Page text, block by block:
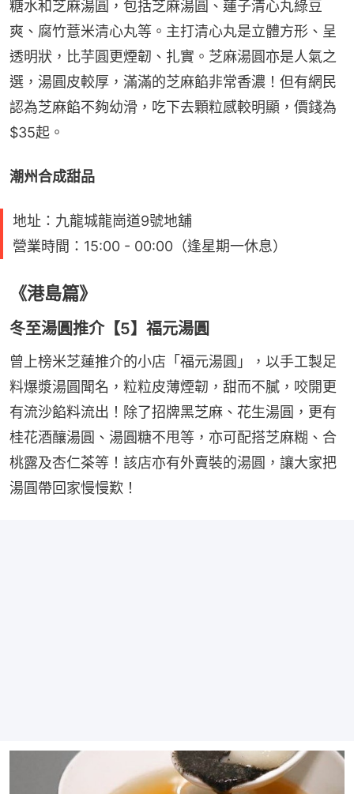
糖水和芝麻湯圓，包括芝麻湯圓、蓮子清心丸綠豆
爽、腐竹薏米清心丸等。主打清心丸是立體方形、呈
透明狀，比芋圓更煙韌、扎實。芝麻湯圓亦是人氣之
選，湯圓皮較厚，滿滿的芝麻餡非常香濃！但有網民
認為芝麻餡不夠幼滑，吃下去顆粒感較明顯，價錢為
$35起。
潮州合成甜品
地址：九龍城龍崗道9號地舖
營業時間：15:00 - 00:00（逢星期一休息）
《港島篇》
冬至湯圓推介【5】福元湯圓
曾上榜米芝蓮推介的小店「福元湯圓」，以手工製足
料爆漿湯圓聞名，粒粒皮薄煙韌，甜而不膩，咬開更
有流沙餡料流出！除了招牌黑芝麻、花生湯圓，更有
桂花酒釀湯圓、湯圓糖不甩等，亦可配搭芝麻糊、合
桃露及杏仁茶等！該店亦有外賣裝的湯圓，讓大家把
湯圓帶回家慢慢歎！